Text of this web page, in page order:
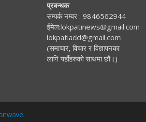
प्रबन्धक
सम्पर्क नम्वर : 9846562944
ईमेल:lokpatinews@gmail.com
lokpatiadd@gmail.com
(समाचार, विचार र विज्ञापनका
लागि यहाँहरुको साथमा छौं।)
.